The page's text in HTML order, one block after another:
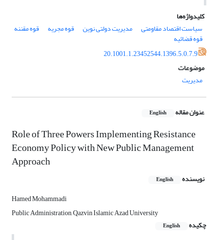
کلیدواژه‌ها
سیاست اقتصاد مقاومتی
مدیریت دولتی نوین قوه مجریه قوه مقننه
قوه قضائیه
20.1001.1.23452544.1396.5.0.7.9
موضوعات
مدیریت
عنوان مقاله English
Role of Three Powers Implementing Resistance
Economy Policy with New Public Management
Approach
نویسنده English
Hamed Mohammadi
Public Administration, Qazvin Islamic Azad University
چکیده
English